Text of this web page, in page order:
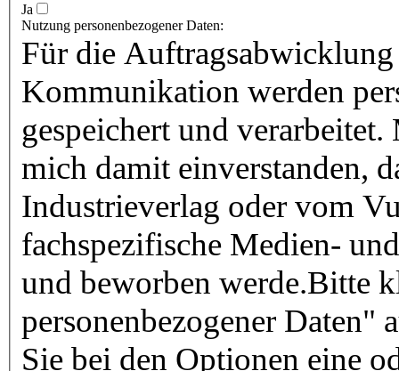
Ja
Nutzung personenbezogener Daten:
Für die
Kommunikation werden
gespeichert und
mich damit einverstanden,
Industrieverlag oder vom
fachspezifische Medien-
und beworben werde.Bitte
personenbezogener
Sie bei den Optionen eine